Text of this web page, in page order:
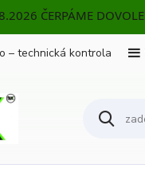
ČERPÁME
– technická kontrola